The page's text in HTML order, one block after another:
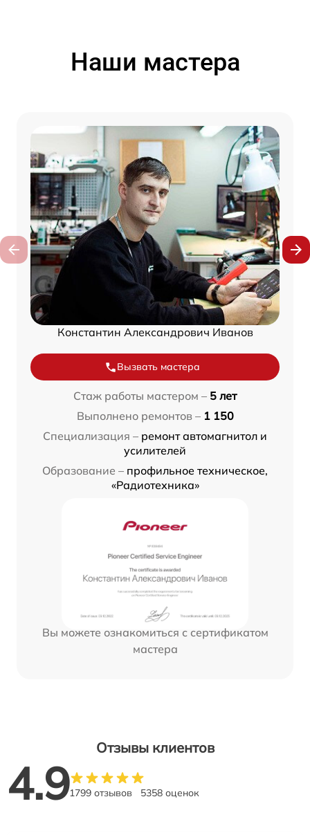
Наши мастера
Константин Александрович Иванов
Вызвать мастера
Стаж работы мастером – 5 лет
Выполнено ремонтов – 1 150
Специализация – ремонт автомагнитол и
усилителей
Образование – профильное техническое,
«Радиотехника»
Вы можете ознакомиться с сертификатом
мастера
Отзывы клиентов
4.91799 отзывов 5358 оценок